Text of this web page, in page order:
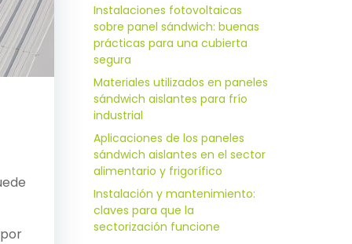
Instalaciones fotovoltaicas
sobre panel sándwich: buenas
prácticas para una cubierta
segura
Materiales utilizados en paneles
sándwich aislantes para frío
industrial
Aplicaciones de los paneles
sándwich aislantes en el sector
alimentario y frigorífico
Instalación y mantenimiento:
claves para que la
sectorización funcione